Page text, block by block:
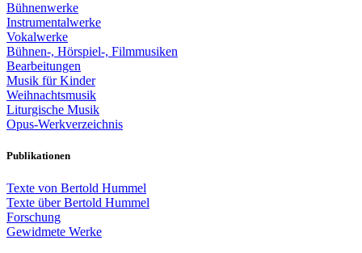
Bühnenwerke
Instrumentalwerke
Vokalwerke
Bühnen-, Hörspiel-, Filmmusiken
Bearbeitungen
Musik für Kinder
Weihnachtsmusik
Liturgische Musik
Opus-Werkverzeichnis
Publikationen
Texte von Bertold Hummel
Texte über Bertold Hummel
Forschung
Gewidmete Werke